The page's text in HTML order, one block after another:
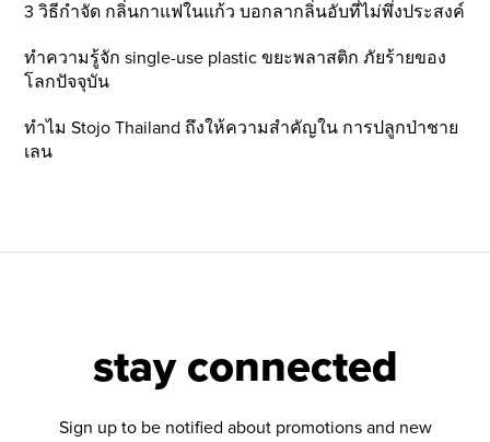
3 วิธีกำจัด กลิ่นกาแฟในแก้ว บอกลากลิ่นอับที่ไม่พึ่งประสงค์
ทำความรู้จัก single-use plastic ขยะพลาสติก ภัยร้ายของ
โลกปัจจุบัน
ทำไม Stojo Thailand ถึงให้ความสำคัญใน การปลูกป่าชาย
เลน
stay connected
Sign up to be notified about promotions and new